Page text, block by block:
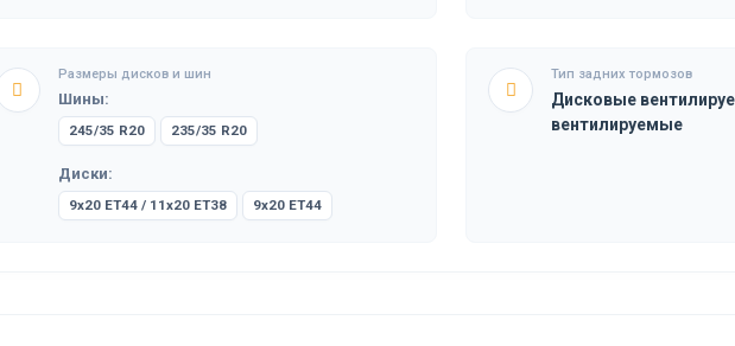
Размеры дисков и шин
Шины:
245/35 R20 235/35 R20
Диски:
9x20 ET44 / 11x20 ET38 9x20 ET44
Тип задних тормозов
Дисковые
вентилируемые